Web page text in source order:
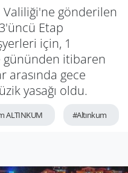
Valiliği'ne gönderilen
Etap
için, 1
gününden itibaren
arasında gece
yasağı oldu.
ALTINKUM #Altınkum
ve Fikstür